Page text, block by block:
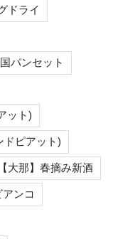
ドライ
パンセット
ット)
ドピアット)
【大那】春摘み新酒
ンコ